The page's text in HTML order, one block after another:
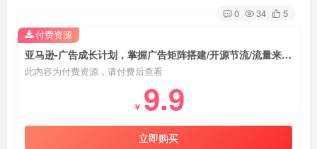
0 34 5
亚马逊-广告成长计划，掌握广告矩阵搭建/开源节流/流量来源多元化
此内容为付费资源，请付费后查看
￥ 9.9
立即购买
付费资源